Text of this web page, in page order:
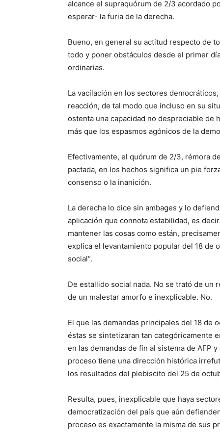
alcance el supraquórum de 2/3 acordado
esperar- la furia de la derecha.
Bueno, en general su actitud respecto de
todo y poner obstáculos desde el primer
ordinarias.
La vacilación en los sectores
reacción, de tal modo que incluso en su
ostenta una capacidad no despreciable de
más que los espasmos agónicos de la
Efectivamente, el quórum de 2/3, rémora
pactada, en los hechos significa un pie
consenso o la inanición.
La derecha lo dice sin ambages y lo
aplicación que connota estabilidad, es
mantener las cosas como están,
explica el levantamiento popular del 18 de
social”.
De estallido social nada. No se trató de
de un malestar amorfo e inexplicable. No.
El que las demandas principales del 18 de
éstas se sintetizaran tan categóricamente
en las demandas de fin al sistema de AFP
proceso tiene una dirección histórica
los resultados del plebiscito del 25 de
Resulta, pues, inexplicable que haya
democratización del país que aún
proceso es exactamente la misma de sus